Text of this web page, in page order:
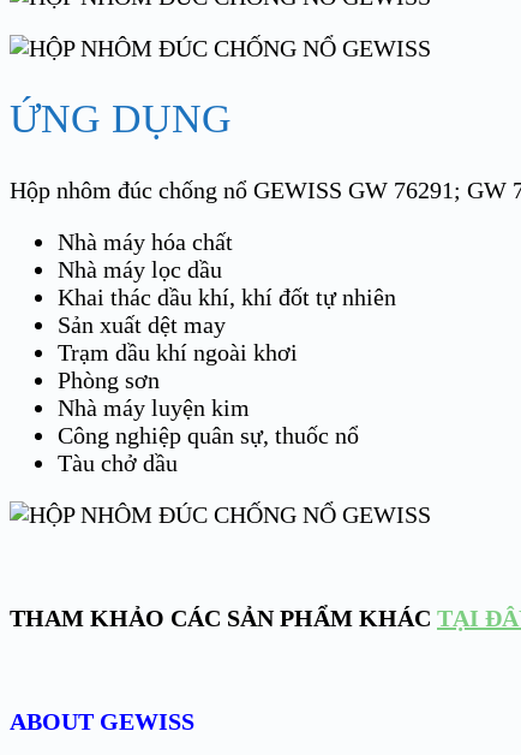
ỨNG DỤNG
Hộp nhôm đúc chống nổ GEWISS GW 76291;
Nhà máy hóa chất
Nhà máy lọc dầu
Khai thác dầu khí, khí đốt tự nhiên
Sản xuất dệt may
Trạm dầu khí ngoài khơi
Phòng sơn
Nhà máy luyện kim
Công nghiệp quân sự, thuốc nổ
Tàu chở dầu
THAM KHẢO CÁC SẢN PHẨM KHÁC TẠI
ABOUT GEWISS